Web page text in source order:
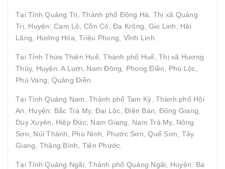
Tại Tỉnh Quảng Trị, Thành phố Đông Hà, Thị xã Quảng
Trị, Huyện: Cam Lộ, Cồn Cỏ, Đa Krông, Gio Linh, Hải
Lăng, Hướng Hóa, Triệu Phong, Vĩnh Linh.
Tại Tỉnh Thừa Thiên Huế, Thành phố Huế, Thị xã Hương
Thủy, Huyện: A Lưới, Nam Đông, Phong Điền, Phú Lộc,
Phú Vang, Quảng Điền.
Tại Tỉnh Quảng Nam, Thành phố Tam Kỳ, Thành phố Hội
An, Huyện: Bắc Trà My, Đại Lộc, Điện Bàn, Đông Giang,
Duy Xuyên, Hiệp Đức, Nam Giang, Nam Trà My, Nông
Sơn, Núi Thành, Phú Ninh, Phước Sơn, Quế Sơn, Tây
Giang, Thăng Bình, Tiên Phước.
Tại Tỉnh Quảng Ngãi, Thành phố Quảng Ngãi, Huyện: Ba